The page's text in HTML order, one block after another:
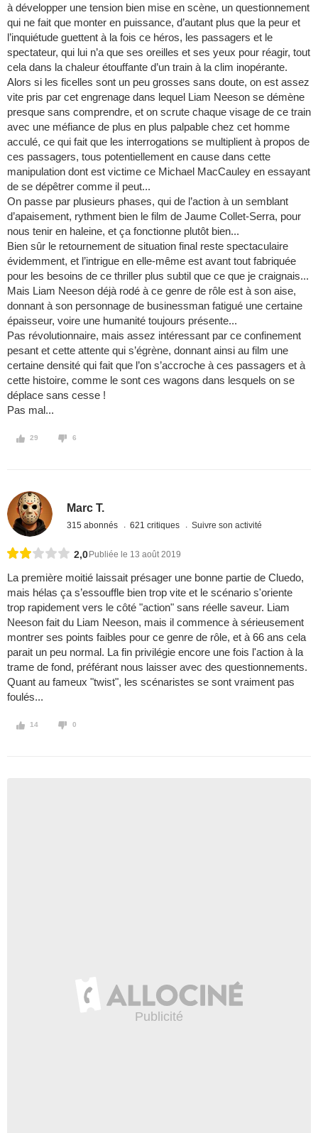
à développer une tension bien mise en scène, un questionnement
qui ne fait que monter en puissance, d’autant plus que la peur et
l’inquiétude guettent à la fois ce héros, les passagers et le
spectateur, qui lui n’a que ses oreilles et ses yeux pour réagir, tout
cela dans la chaleur étouffante d’un train à la clim inopérante.
Alors si les ficelles sont un peu grosses sans doute, on est assez
vite pris par cet engrenage dans lequel Liam Neeson se démène
presque sans comprendre, et on scrute chaque visage de ce train
avec une méfiance de plus en plus palpable chez cet homme
acculé, ce qui fait que les interrogations se multiplient à propos de
ces passagers, tous potentiellement en cause dans cette
manipulation dont est victime ce Michael MacCauley en essayant
de se dépêtrer comme il peut...
On passe par plusieurs phases, qui de l’action à un semblant
d’apaisement, rythment bien le film de Jaume Collet-Serra, pour
nous tenir en haleine, et ça fonctionne plutôt bien...
Bien sûr le retournement de situation final reste spectaculaire
évidemment, et l’intrigue en elle-même est avant tout fabriquée
pour les besoins de ce thriller plus subtil que ce que je craignais...
Mais Liam Neeson déjà rodé à ce genre de rôle est à son aise,
donnant à son personnage de businessman fatigué une certaine
épaisseur, voire une humanité toujours présente...
Pas révolutionnaire, mais assez intéressant par ce confinement
pesant et cette attente qui s’égrène, donnant ainsi au film une
certaine densité qui fait que l’on s’accroche à ces passagers et à
cette histoire, comme le sont ces wagons dans lesquels on se
déplace sans cesse !
Pas mal...
29 6
Marc T.
315 abonnés 621 critiques Suivre son activité
2,0 Publiée le 13 août 2019
La première moitié laissait présager une bonne partie de Cluedo,
mais hélas ça s’essouffle bien trop vite et le scénario s'oriente
trop rapidement vers le côté "action" sans réelle saveur. Liam
Neeson fait du Liam Neeson, mais il commence à sérieusement
montrer ses points faibles pour ce genre de rôle, et à 66 ans cela
parait un peu normal. La fin privilégie encore une fois l'action à la
trame de fond, préférant nous laisser avec des questionnements.
Quant au fameux "twist", les scénaristes se sont vraiment pas
foulés...
14 0